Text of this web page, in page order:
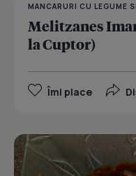
MANCARURI CU LEGUME
Melitzanes
la Cuptor)
Îmi place